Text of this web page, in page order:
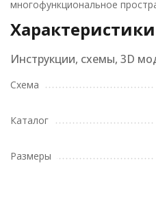
многофункциональное
Характеристики
Инструкции, схемы, 3D
Схема
Каталог
Размеры